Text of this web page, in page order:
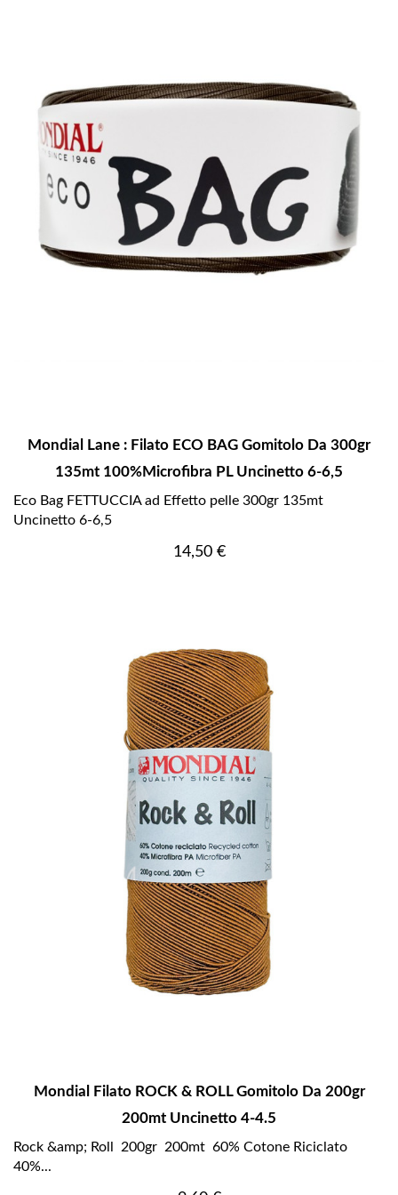
Mondial Lane : Filato ECO BAG Gomitolo Da 300gr
135mt 100%Microfibra PL Uncinetto 6-6,5
Eco Bag FETTUCCIA ad Effetto pelle 300gr 135mt
Uncinetto 6-6,5
Prezzo
14,50 €
Mondial Filato ROCK & ROLL Gomitolo Da 200gr
200mt Uncinetto 4-4.5
Rock &amp; Roll 200gr 200mt 60% Cotone Riciclato
40%...